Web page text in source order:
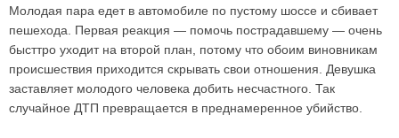
Молодая пара едет в автомобиле по пустому шоссе и сбивает
пешехода. Первая реакция — помочь пострадавшему — очень
бысттро уходит на второй план, потому что обоим виновникам
происшествия приходится скрывать свои отношения. Девушка
заставляет молодого человека добить несчастного. Так
случайное ДТП превращается в преднамеренное убийство.